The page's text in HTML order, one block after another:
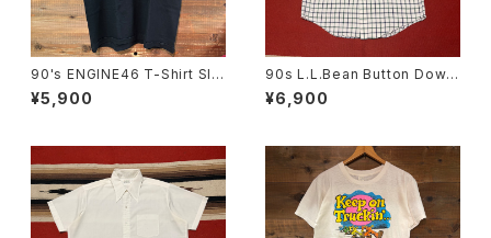
90's ENGINE46 T-Shirt SIZ
E:XL
¥5,900
90s L.L.Bean Button Down
Short Sleeve Check Shirt s
ize L
¥6,900